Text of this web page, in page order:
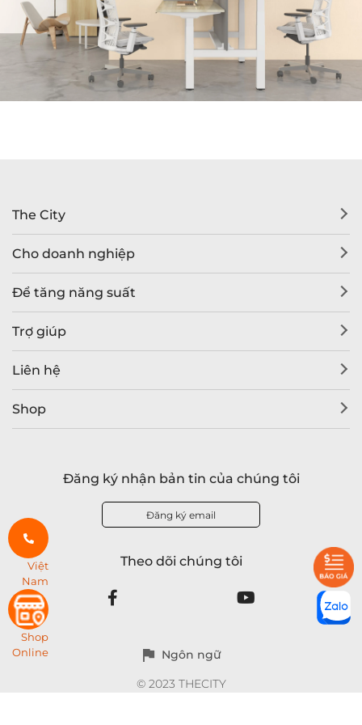
The City
Cho doanh nghiệp
Để tăng năng suất
Trợ giúp
Liên hệ
Shop
Đăng ký nhận bản tin của chúng tôi
Đăng ký email
Theo dõi chúng tôi
Ngôn ngữ
© 2023 THECITY
Việt
Nam
Shop
Online